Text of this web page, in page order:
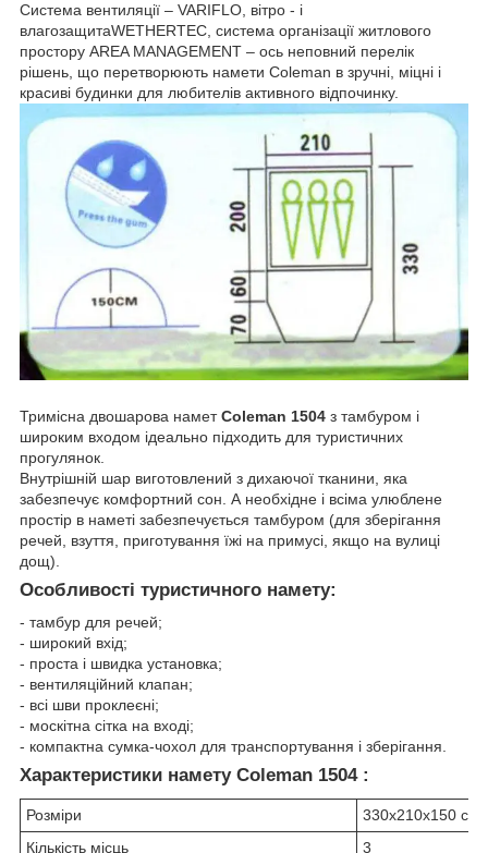
Система вентиляції – VARIFLO, вітро - і
влагозащитаWETHERTEC, система організації житлового
простору AREA MANAGEMENT – ось неповний перелік
рішень, що перетворюють намети Coleman в зручні, міцні і
красиві будинки для любителів активного відпочинку.
Тримісна двошарова наметColeman 1504 з тамбуром і
широким входом ідеально підходить для туристичних
прогулянок.
Внутрішній шар виготовлений з дихаючої тканини, яка
забезпечує комфортний сон. А необхідне і всіма улюблене
простір в наметі забезпечується тамбуром (для зберігання
речей, взуття, приготування їжі на примусі, якщо на вулиці
дощ).
Особливості туристичного намету:
- тамбур для речей;
- широкий вхід;
- проста і швидка установка;
- вентиляційний клапан;
- всі шви проклеєні;
- москітна сітка на вході;
- компактна сумка-чохол для транспортування і зберігання.
Характеристики намету Coleman 1504 :
Розміри
330х210х150 см
Кількість місць
3